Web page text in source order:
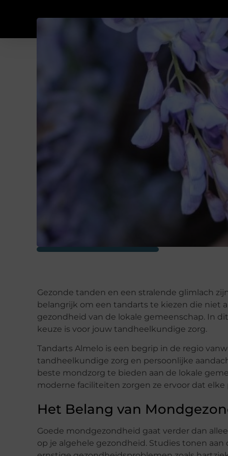
Gezonde tanden en een stralende glimlach
belangrijk om een tandarts te kiezen die niet
gezondheid van de lokale gemeenschap. In
keuze is voor jouw tandheelkundige zorg.
Tandarts Almelo is een begrip in de regio
tandheelkundige zorg en persoonlijke
beste mondzorg te bieden aan de lokale
moderne faciliteiten zorgen ze ervoor dat
Het Belang van
Goede mondgezondheid gaat verder dan
op je algehele gezondheid. Studies tonen